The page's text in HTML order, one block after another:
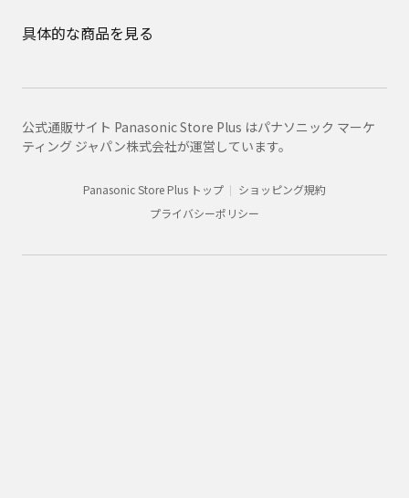
具体的な商品を見る
公式通販サイト Panasonic Store Plus はパナソニック マーケ
ティング ジャパン株式会社が運営しています。
Panasonic Store Plus トップ
ショッピング規約
プライバシーポリシー